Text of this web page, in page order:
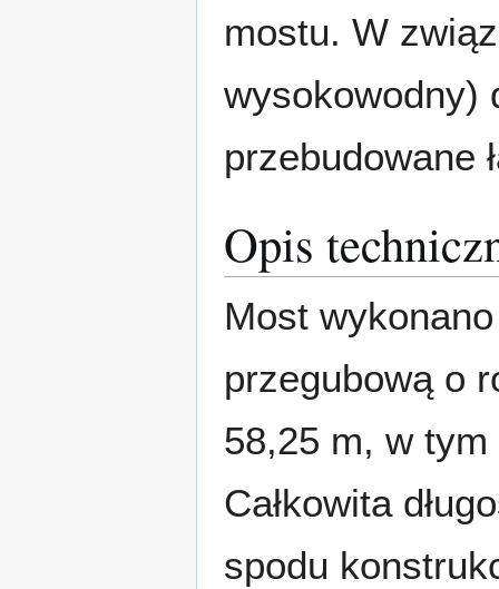
mostu. W
wysokowodny)
przebudowane
Opis
Most
przegubową o
58,25 m, w
Całkowita
spodu